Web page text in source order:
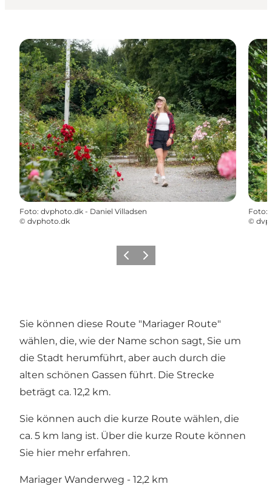
Foto: dvphoto.dk - Daniel Villadsen
© dvphoto.dk
Foto:
©
Vorherige Folie
Nächste Folie
Sie können diese Route "Mariager Route"
wählen, die, wie der Name schon sagt, Sie um
die Stadt herumführt, aber auch durch die
alten schönen Gassen führt. Die Strecke
beträgt ca. 12,2 km.
Sie können auch die kurze Route wählen, die
ca. 5 km lang ist. Über die kurze Route können
Sie hier mehr erfahren.
Mariager Wanderweg - 12,2 km